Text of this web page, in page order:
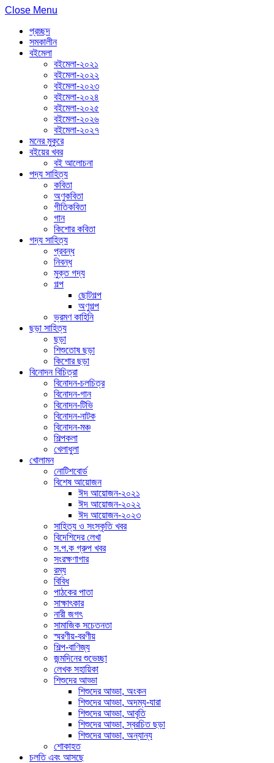
Close Menu
প্রচ্ছদ
সমকালীন
বইমেলা
বইমেলা-২০২১
বইমেলা-২০২২
বইমেলা-২০২৩
বইমেলা-২০২৪
বইমেলা-২০২৫
বইমেলা-২০২৬
বইমেলা-২০২৭
মনের মুকুরে
বইয়ের খবর
বই আলোচনা
পদ্য সাহিত্য
কবিতা
অণুকবিতা
গীতিকবিতা
গান
কিশোর কবিতা
গদ্য সাহিত্য
প্রবন্ধ
নিবন্ধ
মুক্ত গদ্য
গল্প
ছোটগল্প
অণুগল্প
ভ্রমণ কাহিনি
ছড়া সাহিত্য
ছড়া
শিশুতোষ ছড়া
কিশোর ছড়া
বিনোদন বিচিত্রা
বিনোদন-চলচিত্র
বিনোদন-গান
বিনোদন-টিভি
বিনোদন-নাটক
বিনোদন-মঞ্চ
শিল্পকলা
খেলাধুলা
খোলামন
নোটিশবোর্ড
বিশেষ আয়োজন
ঈদ আয়োজন-২০২১
ঈদ আয়োজন-২০২২
ঈদ আয়োজন-২০২৩
সাহিত্য ও সংস্কৃতি খবর
বিদেশিদের লেখা
স.প.ক গ্রুপ খবর
সংরক্ষণাগার
রম্য
বিবিধ
পাঠকের পাতা
সাক্ষাৎকার
নারী জগৎ
সামাজিক সচেতনতা
স্মরণীয়-বরণীয়
শিল্প-বাণিজ্য
জন্মদিনের শুভেচ্ছা
লেখক সহায়িকা
শিশুদের আড্ডা
শিশুদের আড্ডা, অংকন
শিশুদের আড্ডা, অদম্য-যারা
শিশুদের আড্ডা, আবৃতি
শিশুদের আড্ডা, স্বরচিত ছড়া
শিশুদের আড্ডা, অন্যান্য
শোকাহত
চলতি এবং আসছে